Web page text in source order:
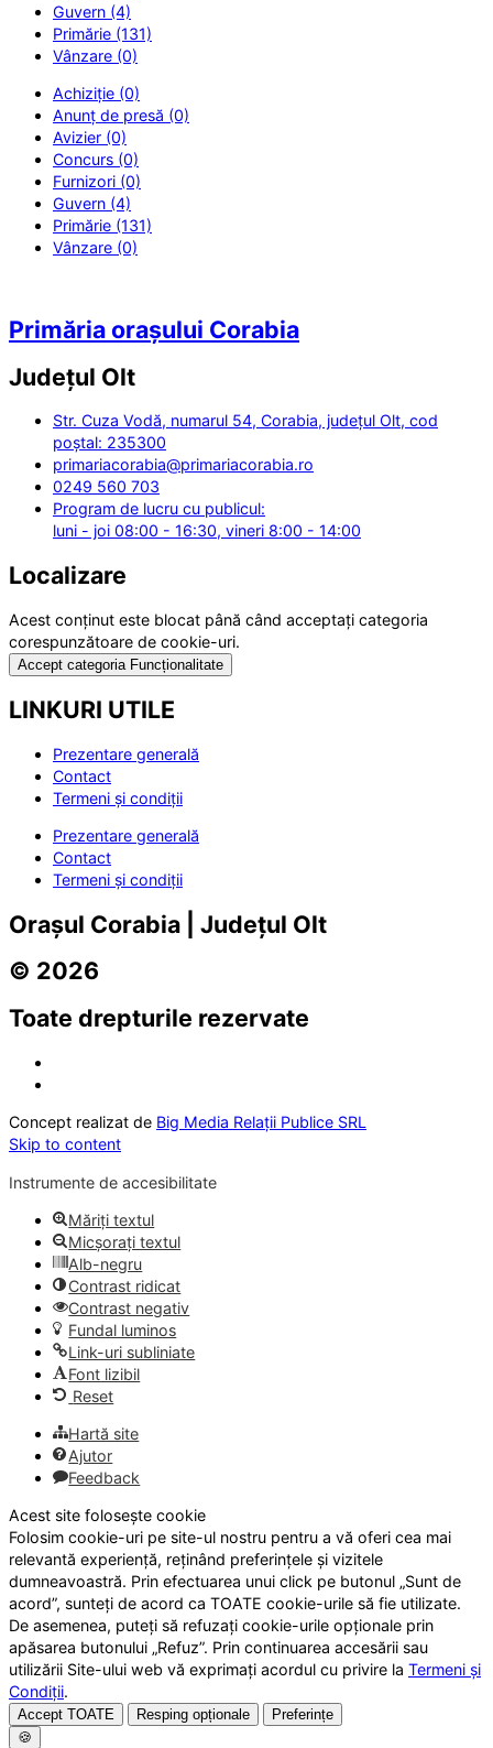
Guvern (4)
Primărie (131)
Vânzare (0)
Achiziție (0)
Anunț de presă (0)
Avizier (0)
Concurs (0)
Furnizori (0)
Guvern (4)
Primărie (131)
Vânzare (0)
Primăria orașului Corabia
Județul Olt
Str. Cuza Vodă, numarul 54, Corabia, județul Olt, cod
poștal: 235300
primariacorabia@primariacorabia.ro
0249 560 703
Program de lucru cu publicul:
luni - joi 08:00 - 16:30, vineri 8:00 - 14:00
Localizare
Acest conținut este blocat până când acceptați categoria
corespunzătoare de cookie-uri.
Accept categoria Funcționalitate
LINKURI UTILE
Prezentare generală
Contact
Termeni și condiții
Prezentare generală
Contact
Termeni și condiții
Orașul Corabia | Județul Olt
© 2026
Toate drepturile rezervate
Concept realizat de Big Media Relații Publice SRL
Skip to content
Instrumente de accesibilitate
Măriți textul
Micșorați textul
Alb-negru
Contrast ridicat
Contrast negativ
Fundal luminos
Link-uri subliniate
Font lizibil
Reset
Hartă site
Ajutor
Feedback
Acest site folosește cookie
Folosim cookie-uri pe site-ul nostru pentru a vă oferi cea mai
relevantă experiență, reținând preferințele și vizitele
dumneavoastră. Prin efectuarea unui click pe butonul „Sunt de
acord”, sunteți de acord ca TOATE cookie-urile să fie utilizate.
De asemenea, puteți să refuzați cookie-urile opționale prin
apăsarea butonului „Refuz”. Prin continuarea accesării sau
utilizării Site-ului web vă exprimați acordul cu privire la Termeni și
Condiții.
Accept TOATE Resping opționale
Preferințe
🍪